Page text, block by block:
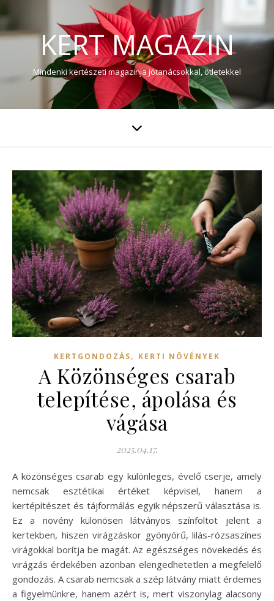
KERT MAGAZIN
Mindenki kertészeti magazinja jótanácsokkal, ötletekkel
KERTGONDOZÁS, KERTI NÖVÉNYEK
A Közönséges csarab
telepítése, ápolása és
vágása
2025.04.17.
A közönséges csarab egy különleges, évelő cserje, amely
nemcsak esztétikai értéket képvisel, hanem a
kertépítészet és tájformálás egyik népszerű választása is.
Ez a növény különösen látványos színfoltot jelent a
kertekben, hiszen virágzáskor gyönyörű, lilás-rózsaszínes
virágokkal borítja be magát. Az egészséges növekedés és
virágzás érdekében azonban elengedhetetlen a megfelelő
gondozás. A csarab nemcsak a szép látvány miatt érdemes
a figyelmünkre, hanem azért is, mert viszonylag alacsony